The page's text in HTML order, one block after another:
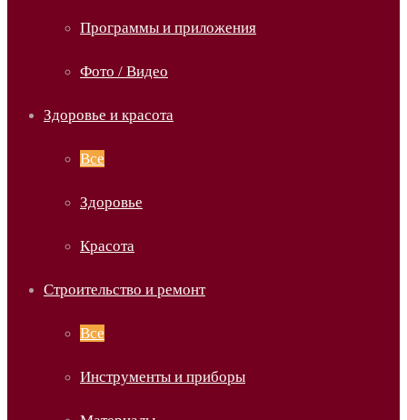
Программы и приложения
Фото / Видео
Здоровье и красота
Все
Здоровье
Красота
Строительство и ремонт
Все
Инструменты и приборы